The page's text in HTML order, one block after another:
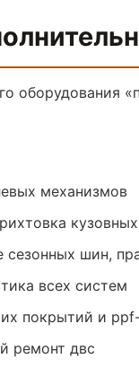
оборудования
механизмов
шин,
всех систем
покрытий и
ремонт двс